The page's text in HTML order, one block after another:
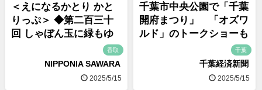
＜えになるかとり かと
りっぷ＞ ◆第二百三十
回 しゃぼん玉に緑もゆ
香取
NIPPONIA SAWARA
2025/5/15
千葉市中央公園で「千葉
開府まつり」 「オズワ
ルド」のトークショーも
千葉
千葉経済新聞
2025/5/15